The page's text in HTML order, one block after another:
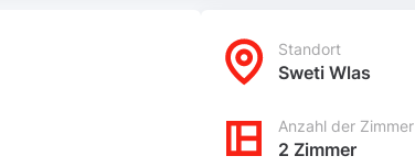
Standort
Sweti Wlas
Anzahl der Zimmer
2 Zimmer